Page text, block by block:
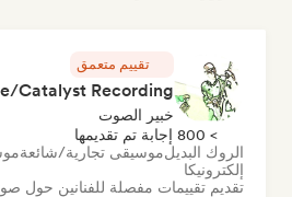
تقييم متعمق
Catalyst Recording
خبير الصوت
> 800 إجابة تم تقديمها
الروك البديلموسيقى تجارية/شائعة
إلكترونيكا
تقديم تقييمات مفصلة للفنانين حول